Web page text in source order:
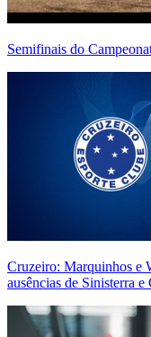
Semifinais do
Cruzeiro: Marquinhos e
ausências de Sinisterra e